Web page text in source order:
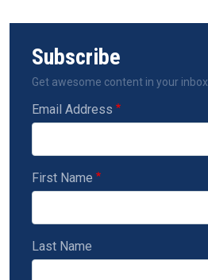
Subscribe
Get awesome content in your inbox.
Email Address
First Name
Last Name